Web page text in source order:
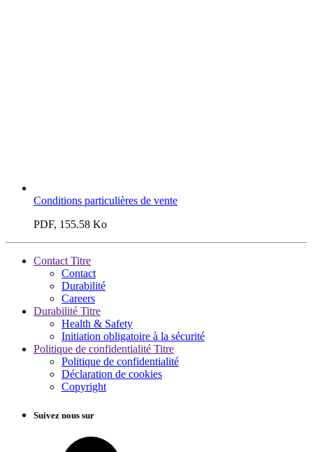
Conditions particulières de vente
PDF, 155.58 Ko
Contact Titre
Contact
Durabilité
Careers
Durabilité Titre
Health & Safety
Initiation obligatoire à la sécurité
Politique de confidentialité Titre
Politique de confidentialité
Déclaration de cookies
Copyright
Suivez nous sur